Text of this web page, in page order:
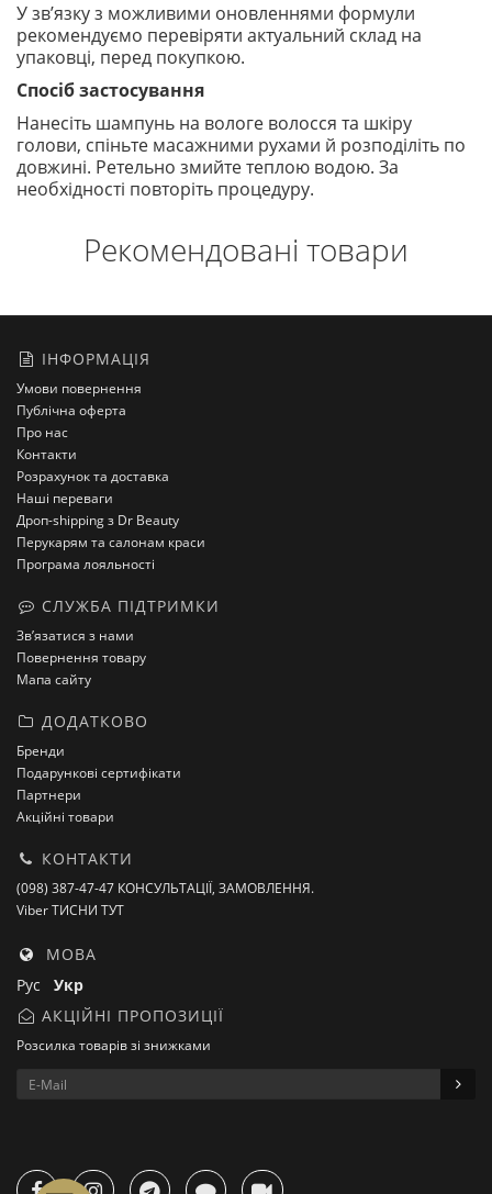
У зв’язку з можливими оновленнями формули
рекомендуємо перевіряти актуальний склад на
упаковці, перед покупкою.
Спосіб застосування
Нанесіть шампунь на вологе волосся та шкіру
голови, спіньте масажними рухами й розподіліть по
довжині. Ретельно змийте теплою водою. За
необхідності повторіть процедуру.
Рекомендовані товари
ІНФОРМАЦІЯ
Умови повернення
Публічна оферта
Про нас
Контакти
Розрахунок та доставка
Наші переваги
Дроп-shipping з Dr Beauty
Перукарям та салонам краси
Програма лояльності
СЛУЖБА ПІДТРИМКИ
Зв’язатися з нами
Повернення товару
Мапа сайту
ДОДАТКОВО
Бренди
Подарункові сертифікати
Партнери
Акційні товари
КОНТАКТИ
(098) 387-47-47 КОНСУЛЬТАЦІЇ, ЗАМОВЛЕННЯ.
Viber ТИСНИ ТУТ
МОВА
Рус Укр
АКЦІЙНІ ПРОПОЗИЦІЇ
Розсилка товарів зі знижками